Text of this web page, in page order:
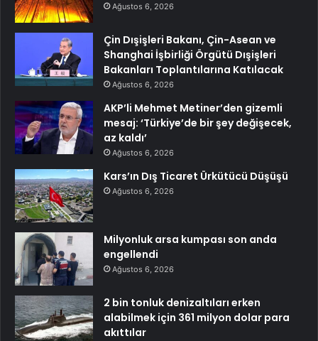
Ağustos 6, 2026
Çin Dışişleri Bakanı, Çin-Asean ve
Shanghai İşbirliği Örgütü Dışişleri
Bakanları Toplantılarına Katılacak
Ağustos 6, 2026
AKP’li Mehmet Metiner’den gizemli
mesaj: ‘Türkiye’de bir şey değişecek,
az kaldı’
Ağustos 6, 2026
Kars’ın Dış Ticaret Ürkütücü Düşüşü
Ağustos 6, 2026
Milyonluk arsa kumpası son anda
engellendi
Ağustos 6, 2026
2 bin tonluk denizaltıları erken
alabilmek için 361 milyon dolar para
akıttılar